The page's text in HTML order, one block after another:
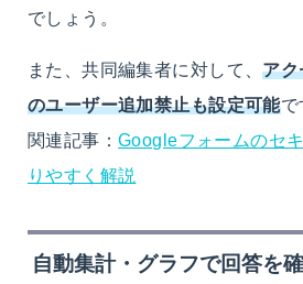
でしょう。
また、共同編集者に対して、アク
のユーザー追加禁止も設定可能で
関連記事：Googleフォームのセ
りやすく解説
自動集計・グラフで回答を